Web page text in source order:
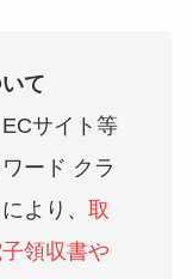
て
サイト等
ード クラ
より、 取
領収書や